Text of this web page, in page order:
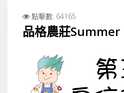
點擊數: 64165
品格農莊Summer